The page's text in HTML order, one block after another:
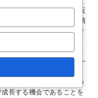
ーマンスに対する選手の反
マンスについて複雑な感情
要な貢献をしたと感じた瞬
指摘しました。例えば、
を述べつつ、チャンスを
した。 数人の選手は、一
スレベルを維持すること
ました。彼らは、すべての
長する機会であることを